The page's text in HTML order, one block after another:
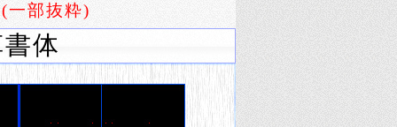
(一部抜粋)
体